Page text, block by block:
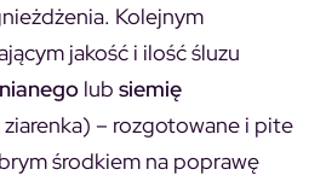
Kolejnym
jakość i ilość śluzu
lub siemię
– rozgotowane i pite
środkiem na poprawę